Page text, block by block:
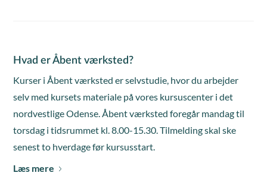
Hvad er Åbent værksted?
Kurser i Åbent værksted er selvstudie, hvor du arbejder
selv med kursets materiale på vores kursuscenter i det
nordvestlige Odense. Åbent værksted foregår mandag til
torsdag i tidsrummet kl. 8.00-15.30. Tilmelding skal ske
senest to hverdage før kursusstart.
Læs mere